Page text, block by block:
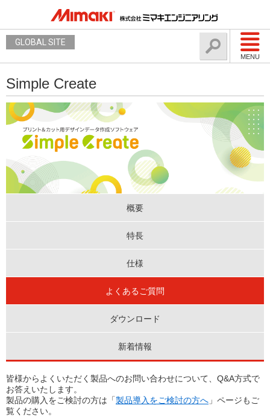
MENU
GLOBAL SITE
Simple Create
概要
特長
仕様
よくあるご質問
ダウンロード
新着情報
皆様からよくいただく製品へのお問い合わせについて、Q&A方式で
お答えいたします。
製品の購入をご検討の方は「製品導入をご検討の方へ 」ページもご
覧ください。